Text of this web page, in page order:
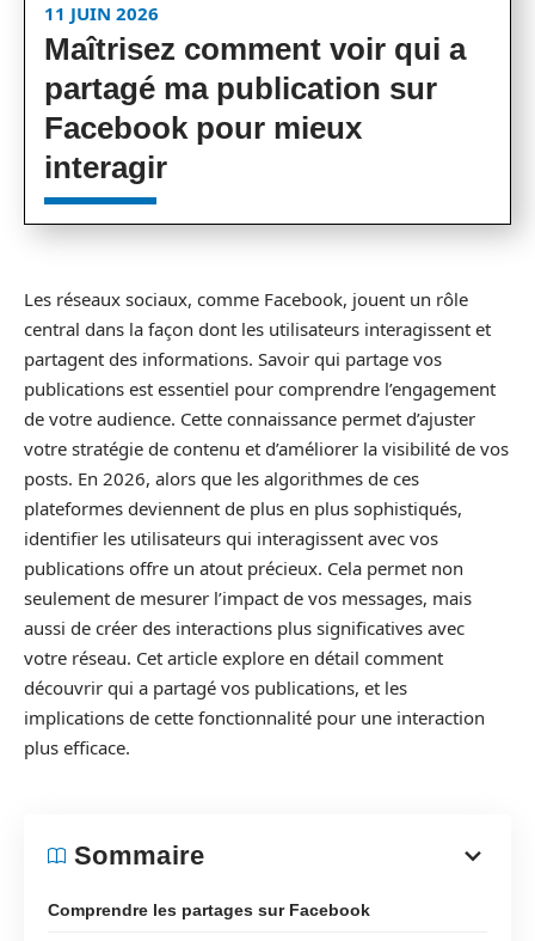
11 JUIN 2026
Maîtrisez comment voir qui a
partagé ma publication sur
Facebook pour mieux
interagir
Les réseaux sociaux, comme Facebook, jouent un rôle
central dans la façon dont les utilisateurs interagissent et
partagent des informations. Savoir qui partage vos
publications est essentiel pour comprendre l’engagement
de votre audience. Cette connaissance permet d’ajuster
votre stratégie de contenu et d’améliorer la visibilité de vos
posts. En 2026, alors que les algorithmes de ces
plateformes deviennent de plus en plus sophistiqués,
identifier les utilisateurs qui interagissent avec vos
publications offre un atout précieux. Cela permet non
seulement de mesurer l’impact de vos messages, mais
aussi de créer des interactions plus significatives avec
votre réseau. Cet article explore en détail comment
découvrir qui a partagé vos publications, et les
implications de cette fonctionnalité pour une interaction
plus efficace.
Sommaire
Comprendre les partages sur Facebook